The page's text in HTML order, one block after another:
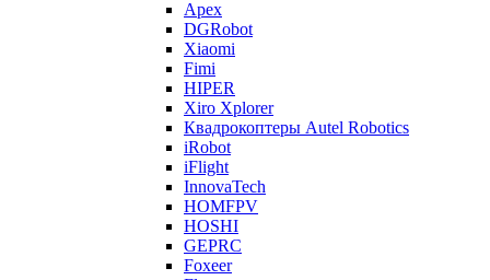
Apex
DGRobot
Xiaomi
Fimi
HIPER
Xiro Xplorer
Квадрокоптеры Autel Robotics
iRobot
iFlight
InnovaTech
HOMFPV
HOSHI
GEPRC
Foxeer